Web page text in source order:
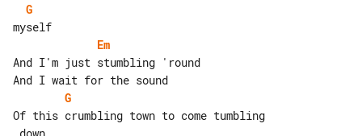
G
Em
And I'm just stumbling 'round
G
Of this crumbling town to come tumbling